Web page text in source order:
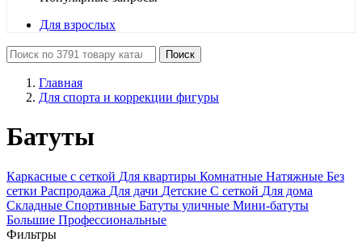
Для взрослых
Поиск
Главная
Для спорта и коррекции фигуры
Батуты
Каркасные с сеткой Для квартиры Комнатные Натяжные Без
сетки Распродажа Для дачи Детские С сеткой Для дома
Складные Спортивные Батуты уличные Мини-батуты
Большие Профессиональные
Фильтры